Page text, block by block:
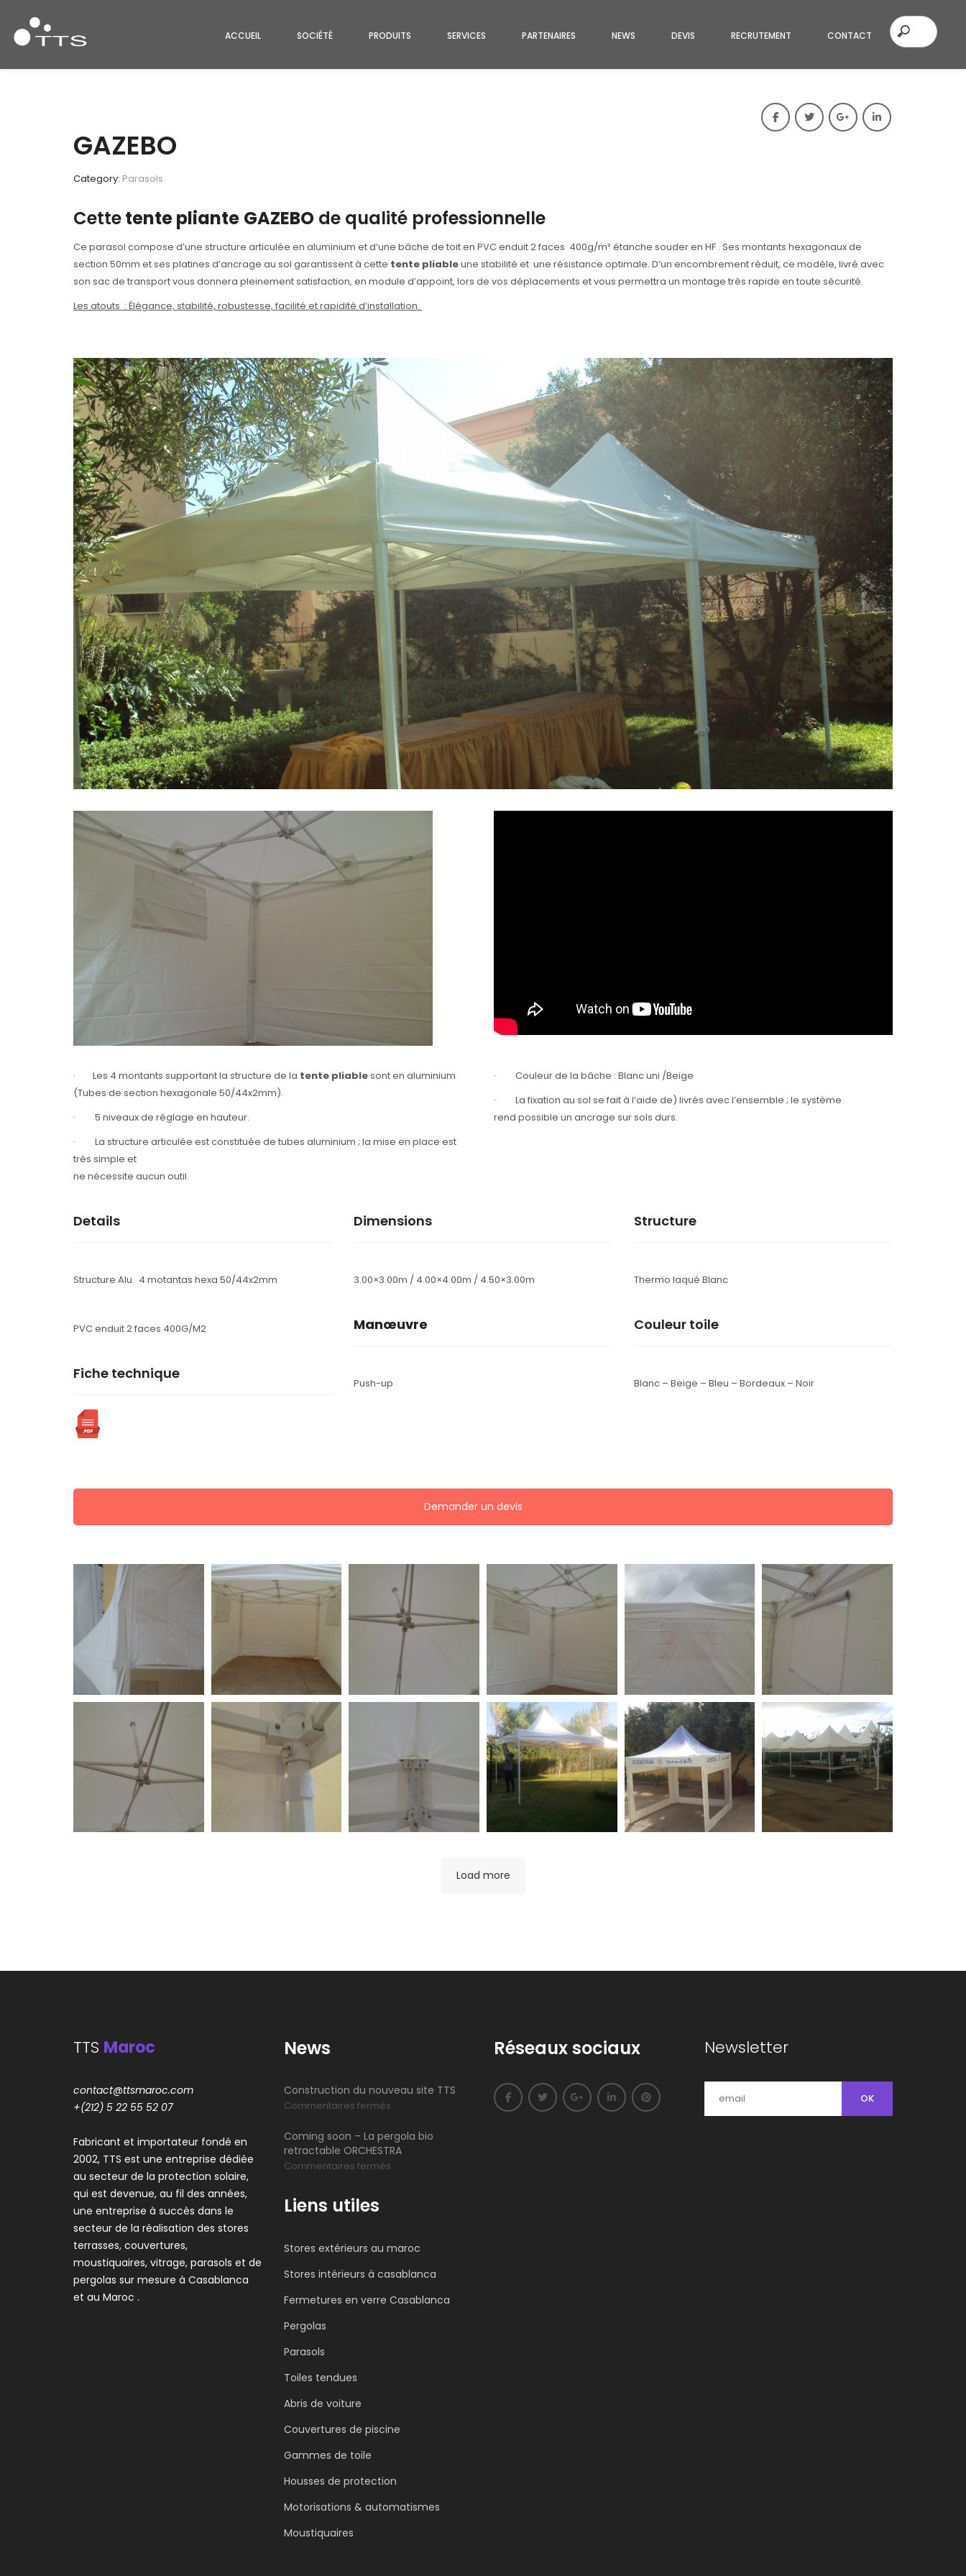
ACCUEIL SOCIÉTÉ PRODUITS SERVICES PARTENAIRES NEWS DEVIS RECRUTEMENT CONTACT
GAZEBO
Category: Parasols
Cettetente pliante GAZEBO de qualité professionnelle
Ce parasol compose d’une structure articulée en aluminium et d’une bâche de toit en PVC enduit 2 faces 400g/m² étanche souder en HF . Ses montants hexagonaux de
section 50mm et ses platines d’ancrage au sol garantissent à cette tente pliableune stabilité et une résistance optimale. D’un encombrement réduit, ce modèle, livré avec
son sac de transport vous donnera pleinement satisfaction, en module d’appoint, lors de vos déplacements et vous permettra un montage très rapide en toute sécurité.
Les atouts : Élégance, stabilité, robustesse, facilité et rapidité d’installation.
· Les 4 montants supportant la structure de la tente pliablesont en aluminium
(Tubes de section hexagonale 50/44x2mm).
· 5 niveaux de réglage en hauteur.
· La structure articulée est constituée de tubes aluminium ; la mise en place est
très simple et
ne nécessite aucun outil.
· Couleur de la bâche : Blanc uni /Beige
· La fixation au sol se fait à l’aide de) livrés avec l’ensemble ; le système
rend possible un ancrage sur sols durs.
Details
Structure Alu. 4 motantas hexa 50/44x2mm
PVC enduit 2 faces 400G/M2
Fiche technique
Dimensions
3.00×3.00m / 4.00×4.00m / 4.50×3.00m
Manœuvre
Push-up
Structure
Thermo laqué Blanc
Couleur toile
Blanc – Beige – Bleu – Bordeaux – Noir
Demander un devis
Load more
TTS Maroc
contact@ttsmaroc.com
+(212) 5 22 55 52 07
Fabricant et importateur fondé en
2002, TTS est une entreprise dédiée
au secteur de la protection solaire,
qui est devenue, au fil des années,
une entreprise à succès dans le
secteur de la réalisation des stores
terrasses, couvertures,
moustiquaires, vitrage, parasols et de
pergolas sur mesure à Casablanca
et au Maroc .
News
Construction du nouveau site TTS
Commentaires ferméssur
du
nouveau
Coming soon – La pergola bio
retractable ORCHESTRA
Commentaires ferméssur
pergola
bio
ORCHESTRA
Liens utiles
Stores extérieurs au maroc
Stores intérieurs à casablanca
Fermetures en verre Casablanca
Pergolas
Parasols
Toiles tendues
Abris de voiture
Couvertures de piscine
Gammes de toile
Housses de protection
Motorisations & automatismes
Moustiquaires
Réseaux sociaux Newsletter